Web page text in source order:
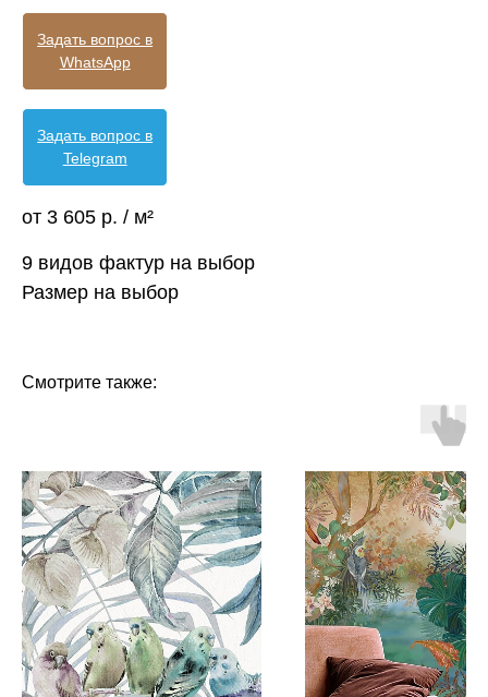
Задать вопрос в
WhatsApp
Задать вопрос в
Telegram
от 3 605 р. / м²
9 видов фактур на выбор
Размер на выбор
Смотрите также: